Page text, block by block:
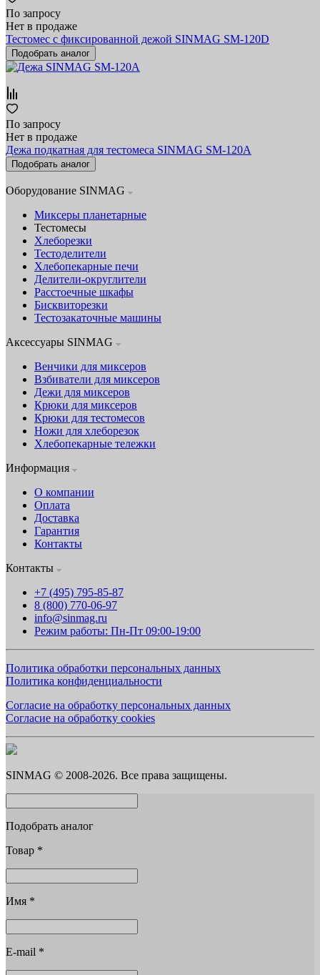
По запросу
Нет в продаже
Тестомес с фиксированной дежой SINMAG SM-120D
Подобрать аналог
По запросу
Нет в продаже
Дежа подкатная для тестомеса SINMAG SM-120A
Подобрать аналог
Оборудование SINMAG
Миксеры планетарные
Тестомесы
Хлеборезки
Тестоделители
Хлебопекарные печи
Делители-округлители
Расстоечные шкафы
Бисквиторезки
Тестозакаточные машины
Аксессуары SINMAG
Венчики для миксеров
Взбиватели для миксеров
Дежи для миксеров
Крюки для миксеров
Крюки для тестомесов
Ножи для хлеборезок
Хлебопекарные тележки
Информация
О компании
Оплата
Доставка
Гарантия
Контакты
Контакты
+7 (495) 795-85-87
8 (800) 770-06-97
info@sinmag.ru
Режим работы: Пн-Пт 09:00-19:00
Политика обработки персональных данных
Политика конфиденциальности
Согласие на обработку персональных данных
Согласие на обработку cookies
SINMAG © 2008-2026. Все права защищены.
Подобрать аналог
Товар *
Имя *
E-mail *